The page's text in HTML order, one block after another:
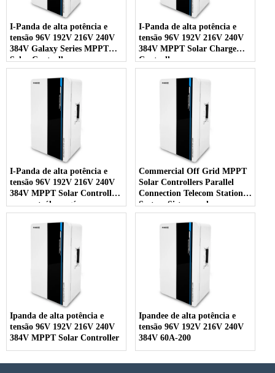
I-Panda de alta potência e
tensão 96V 192V 216V 240V
384V Galaxy Series MPPT
Solar Controller
I-Panda de alta potência e
tensão 96V 192V 216V 240V
384V MPPT Solar Charge
Controller
I-Panda de alta potência e
tensão 96V 192V 216V 240V
384V MPPT Solar Controller
para petróleo e gás
Commercial Off Grid MPPT
Solar Controllers Parallel
Connection Telecom Station
System Sistema solar
Ipanda de alta potência e
tensão 96V 192V 216V 240V
384V MPPT Solar Controller
Ipandee de alta potência e
tensão 96V 192V 216V 240V
384V 60A-200